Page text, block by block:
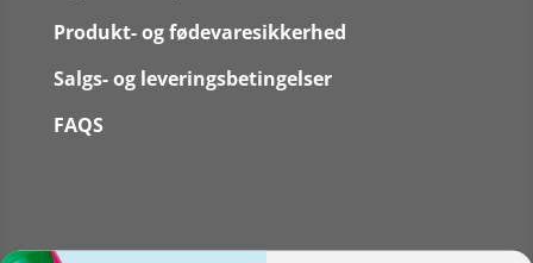
Produkt- og fødevaresikkerhed
Salgs- og leveringsbetingelser
FAQS